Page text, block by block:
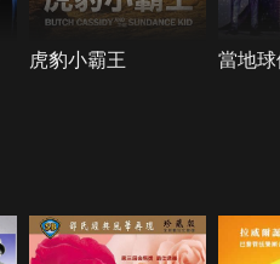
虎豹小霸王 當地